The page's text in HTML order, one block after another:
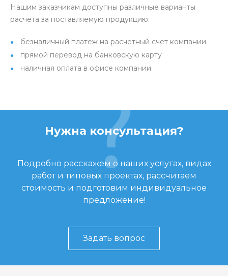
Нашим заказчикам доступны различные варианты
расчета за поставляемую продукцию:
безналичный платеж на расчетный счет компании
прямой перевод на банковскую карту
наличная оплата в офисе компании
Нужна консультация?
Подробно расскажем о наших услугах, видах
работ и типовых проектах, рассчитаем
стоимость и подготовим индивидуальное
предложение!
Задать вопрос